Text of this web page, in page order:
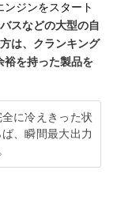
ンジンをスタート
スなどの大型の自
は、クランキング
裕を持った製品を
に冷えきった状
、瞬間最大出力